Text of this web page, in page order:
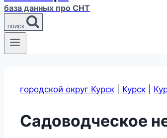
база данных про СНТ
поиск
городской округ Курск Курск
Садоводческое